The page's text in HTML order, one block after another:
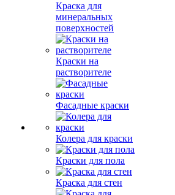
Краска для
минеральных
поверхностей
Краски на
растворителе
Фасадные краски
Колера для краски
Краски для пола
Краска для стен